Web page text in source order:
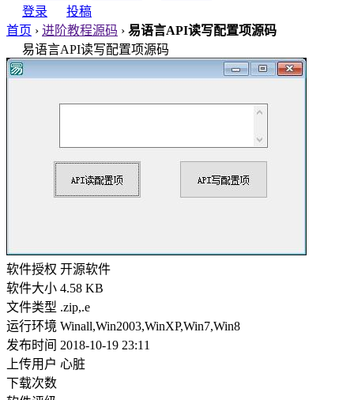
登录
投稿
首页 › 进阶教程源码 › 易语言API读写配置项源码
易语言API读写配置项源码
软件授权 开源软件
软件大小 4.58 KB
文件类型 .zip,.e
运行环境 Winall,Win2003,WinXP,Win7,Win8
发布时间 2018-10-19 23:11
上传用户 心脏
下载次数